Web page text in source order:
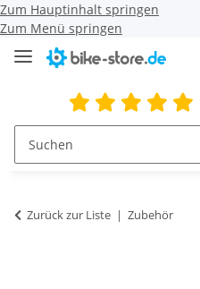
Zum Hauptinhalt springen
Zum Menü springen
Zurück zur Liste Zubehör